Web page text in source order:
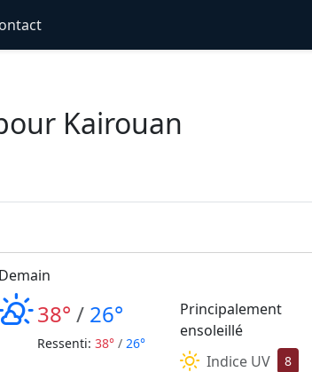
Kairouan
Demain
38° / 26°
Ressenti: 38° / 26°
Principalement
ensoleillé
Indice UV
8